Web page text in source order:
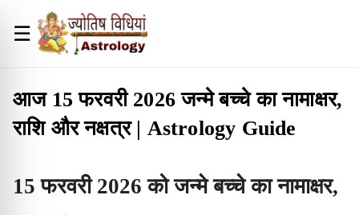
☰
आज 15 फरवरी 2026 जन्मे बच्चे का नामाक्षर,
राशि और नक्षत्र | Astrology Guide
15 फरवरी 2026 को जन्मे बच्चे का नामाक्षर,